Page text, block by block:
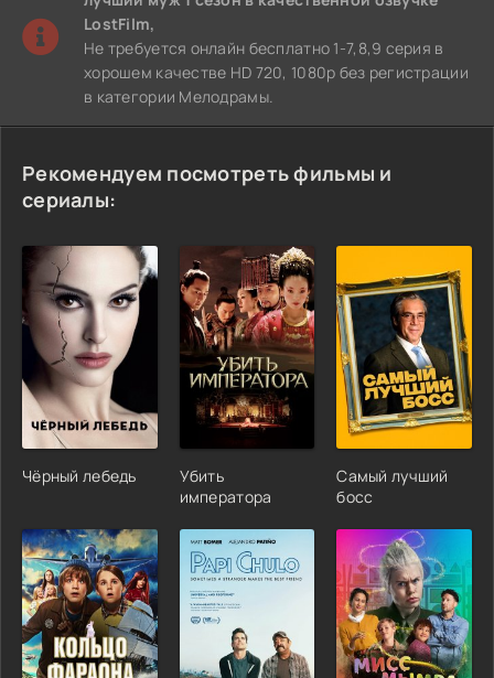
LostFilm,
Не требуется онлайн бесплатно 1-7,8,9 серия в
хорошем качестве HD 720, 1080p без регистрации
в категории Мелодрамы.
Рекомендуем посмотреть фильмы и
сериалы:
Чёрный лебедь
Убить
императора
Самый лучший
босс